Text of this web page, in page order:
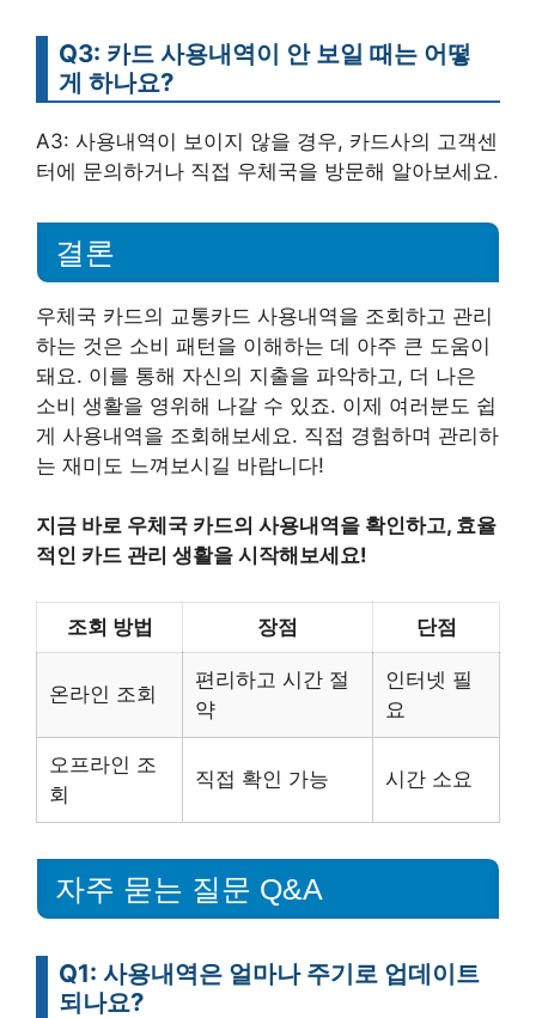
Q3: 카드 사용내역이 안 보일 때는 어떻
게 하나요?
A3: 사용내역이 보이지 않을 경우, 카드사의 고객센
터에 문의하거나 직접 우체국을 방문해 알아보세요.
결론
우체국 카드의 교통카드 사용내역을 조회하고 관리
하는 것은 소비 패턴을 이해하는 데 아주 큰 도움이
돼요. 이를 통해 자신의 지출을 파악하고, 더 나은
소비 생활을 영위해 나갈 수 있죠. 이제 여러분도 쉽
게 사용내역을 조회해보세요. 직접 경험하며 관리하
는 재미도 느껴보시길 바랍니다!
지금 바로 우체국 카드의 사용내역을 확인하고, 효율
적인 카드 관리 생활을 시작해보세요!
조회 방법 장점 단점
온라인 조회
편리하고 시간 절
약
인터넷 필
요
오프라인 조
회
직접 확인 가능 시간 소요
자주 묻는 질문 Q&A
Q1: 사용내역은 얼마나 주기로 업데이트
되나요?